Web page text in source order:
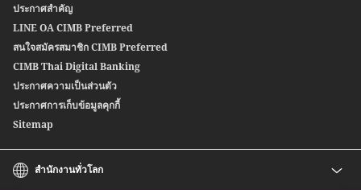
สปีดเซนด์
ซีไอเอ็มบี ไทย บริการโอนเงินระหว่างประเทศ
Wealth Credit Line
หุ้นกู้ตลาดแรก
สาขาของเรา
ประกาศสำคัญ
LINE OA CIMB Preferred
สนใจสมัครสมาชิก CIMB Preferred
CIMB Thai Digital Banking
ประกาศความเป็นส่วนตัว
ประกาศการเก็บข้อมูลคุกกี้
Sitemap
สำนักงานทั่วโลก